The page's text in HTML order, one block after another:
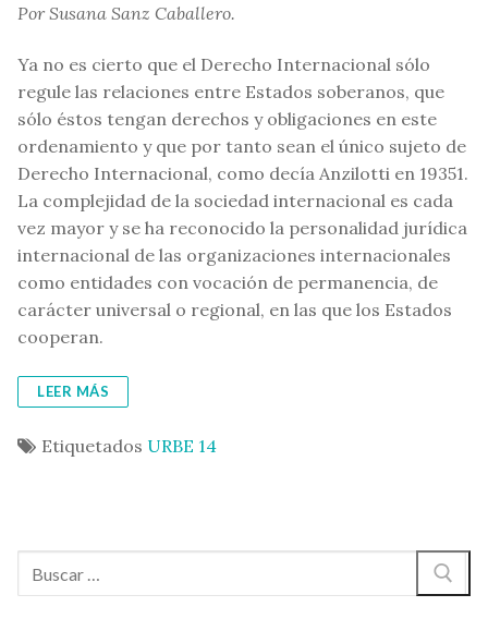
Por Susana Sanz Caballero.
Ya no es cierto que el Derecho Internacional sólo
regule las relaciones entre Estados soberanos, que
sólo éstos tengan derechos y obligaciones en este
ordenamiento y que por tanto sean el único sujeto de
Derecho Internacional, como decía Anzilotti en 19351.
La complejidad de la sociedad internacional es cada
vez mayor y se ha reconocido la personalidad jurídica
internacional de las organizaciones internacionales
como entidades con vocación de permanencia, de
carácter universal o regional, en las que los Estados
cooperan.
LEER MÁS
Etiquetados URBE 14